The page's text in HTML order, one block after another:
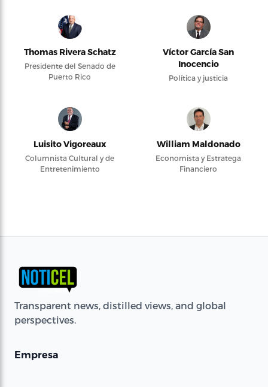
Thomas Rivera Schatz
Presidente del Senado de
Puerto Rico
Víctor García San
Inocencio
Política y justicia
Luisito Vigoreaux
Columnista Cultural y de
Entretenimiento
William Maldonado
Economista y Estratega
Financiero
Transparent news, distilled views, and global
perspectives.
Empresa